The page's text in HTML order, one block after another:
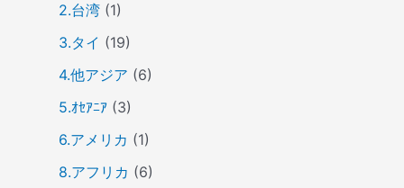
2.台湾(1)
3.タイ (19)
4.他アジア (6)
5.ｵｾｱﾆｱ(3)
6.アメリカ (1)
8.アフリカ (6)